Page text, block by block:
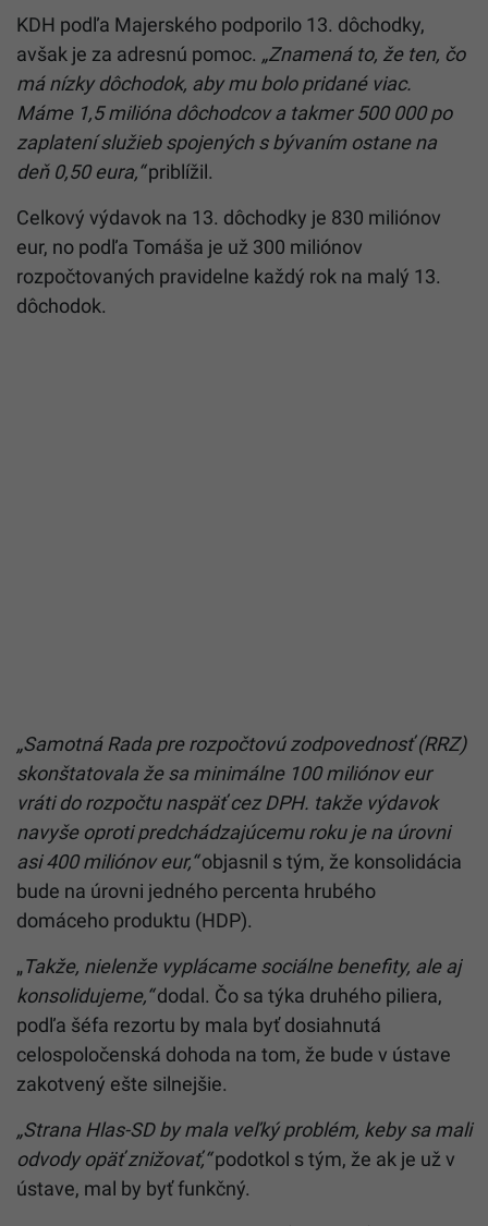
KDH podľa Majerského podporilo 13. dôchodky,
avšak je za adresnú pomoc. „Znamená to, že ten, čo
má nízky dôchodok, aby mu bolo pridané viac.
Máme 1,5 milióna dôchodcov a takmer 500 000 po
zaplatení služieb spojených s bývaním ostane na
deň 0,50 eura,“priblížil.
Celkový výdavok na 13. dôchodky je 830 miliónov
eur, no podľa Tomáša je už 300 miliónov
rozpočtovaných pravidelne každý rok na malý 13.
dôchodok.
„Samotná Rada pre rozpočtovú zodpovednosť (RRZ)
skonštatovala že sa minimálne 100 miliónov eur
vráti do rozpočtu naspäť cez DPH. takže výdavok
navyše oproti predchádzajúcemu roku je na úrovni
asi 400 miliónov eur,“objasnil s tým, že konsolidácia
bude na úrovni jedného percenta hrubého
domáceho produktu (HDP).
„Takže, nielenže vyplácame sociálne benefity, ale aj
konsolidujeme,“dodal. Čo sa týka druhého piliera,
podľa šéfa rezortu by mala byť dosiahnutá
celospoločenská dohoda na tom, že bude v ústave
zakotvený ešte silnejšie.
„Strana Hlas-SD by mala veľký problém, keby sa mali
odvody opäť znižovať,“podotkol s tým, že ak je už v
ústave, mal by byť funkčný.